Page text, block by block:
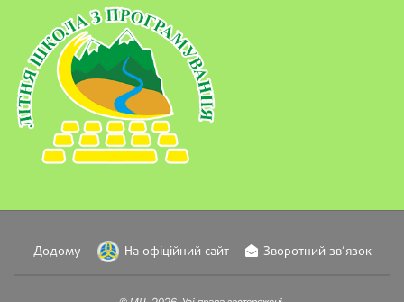
Додому На офіційний сайт Зворотний зв’язок